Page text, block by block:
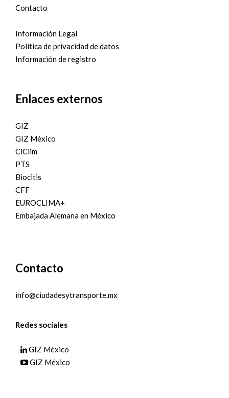
Contacto
Información Legal
Política de privacidad de datos
Información de registro
Enlaces externos
GIZ
GIZ México
CiClim
PTS
Biocitis
CFF
EUROCLIMA+
Embajada Alemana en México
Contacto
info@ciudadesytransporte.mx
Redes sociales
GIZ México
GIZ México